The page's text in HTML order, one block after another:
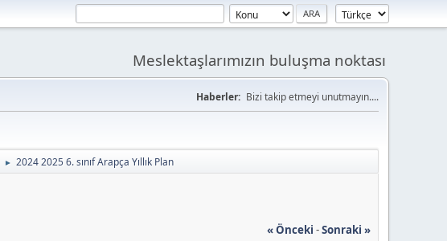
Meslektaşlarımızın buluşma noktası
Haberler: Bizi takip etmeyi unutmayın....
► 2024 2025 6. sınıf Arapça Yıllık Plan
« Önceki -Sonraki »